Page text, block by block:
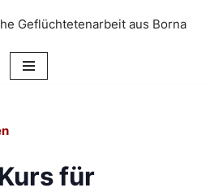
Geflüchtetenarbeit aus Borna
für